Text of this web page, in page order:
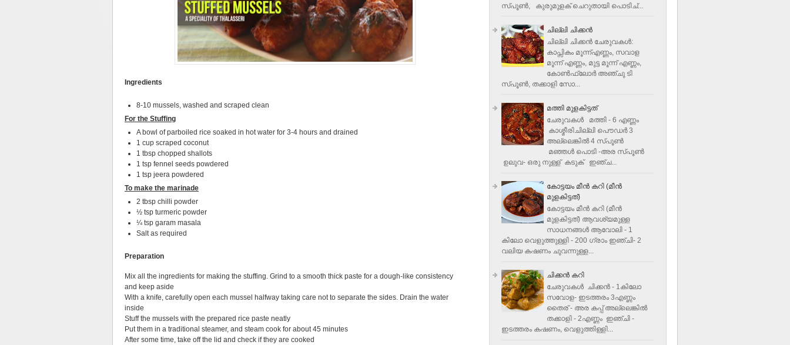
Ingredients
8-10 mussels, washed and scraped clean
For the Stuffing
A bowl of parboiled rice soaked in hot water for 3-4 hours and drained
1 cup scraped coconut
1 tbsp chopped shallots
1 tsp fennel seeds powdered
1 tsp jeera powdered
To make the marinade
2 tbsp chilli powder
½ tsp turmeric powder
¼ tsp garam masala
Salt as required
Preparation
Mix all the ingredients for making the stuffing. Grind to a smooth thick paste for a dough-like consistency
and keep aside
With a knife, carefully open each mussel halfway taking care not to separate the sides. Drain the water
inside
Stuff the mussels with the prepared rice paste neatly
Put them in a traditional steamer, and steam cook for about 45 minutes
After some time, take off the lid and check if they are cooked
സ്പൂണ്‍, കുരുമുളക് ചെറുതായി പൊടിച്...
ചില്ലി ചിക്കൻ
ചില്ലി ചിക്കൻ ചേരുവകള്‍:
കാപ്സികം മൂന്ന്എണ്ണം, സവാള
മൂന്ന് എണ്ണം, മുട്ട മൂന്ന് എണ്ണം,
കോണ്‍ഫ്ലോര്‍ അഞ്ചു ടി
സ്പൂണ്‍, തക്കാളി സോ...
മത്തി മുളകിട്ടത്
ചേരുവകൾ മത്തി - 6 എണ്ണം
കാശ്മീരിചില്ലി പൌഡർ 3
അല്ലെങ്കിൽ 4 സ്പൂണ്‍
മഞ്ഞൾ പൊടി -അര സ്പൂണ്‍
ഉലുവ- ഒരു നുള്ള് കടുക് ഇഞ്ച...
കോട്ടയം മീന്‍ കറി (മീന്‍
മുളകിട്ടത്‌)
കോട്ടയം മീന്‍ കറി (മീന്‍
മുളകിട്ടത്‌) ആവശ്യമുള്ള
സാധനങ്ങള്‍ ആവോലി - 1
കിലോ വെളുത്തുള്ളി - 200 ഗ്രാം ഇഞ്ചി- 2
വലിയ കഷണം ചുവന്നുള്ള...
ചിക്കന്‍ കറി
ചേരുവകൾ ചിക്കന്‍ - 1കിലോ
സവോള- ഇടത്തരം 3എണ്ണം
തൈര് - അര കപ്പ്‌ അല്ലെങ്കില്‍
തക്കാളി - 2എണ്ണം ഇഞ്ചി -
ഇടത്തരം കഷണം, വെളുത്തിള്ളി...